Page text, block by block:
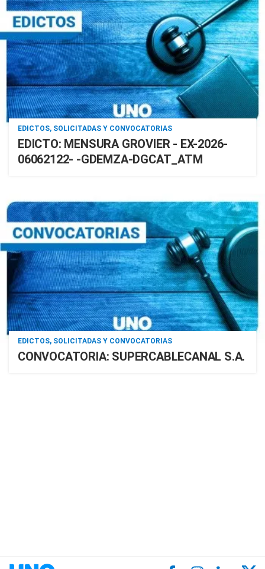
EDICTOS, SOLICITADAS Y CONVOCATORIAS
EDICTO: MENSURA GROVIER - EX-2026-
06062122- -GDEMZA-DGCAT_ATM
EDICTOS, SOLICITADAS Y CONVOCATORIAS
CONVOCATORIA: SUPERCABLECANAL S.A.